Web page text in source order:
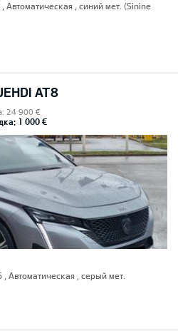
Автоматическая , синий мет. (Sinine
AT8
24 900 €
1 000 €
Автоматическая , серый мет.